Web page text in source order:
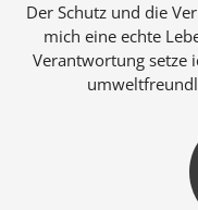
Der Schutz und die
mich eine echte
Verantwortung setze